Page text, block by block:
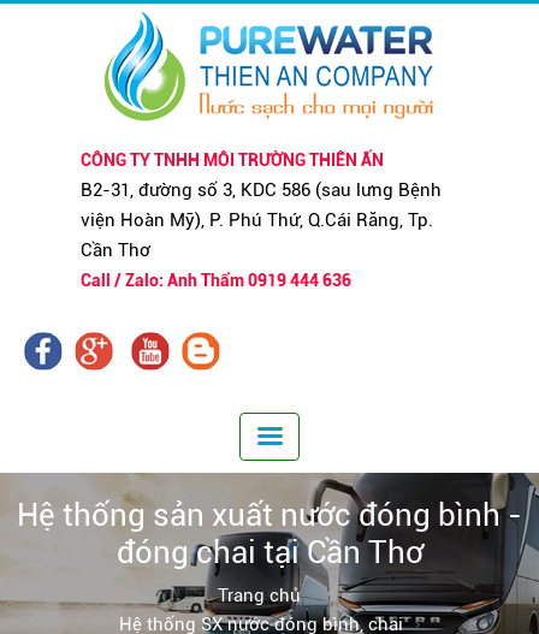
CÔNG TY TNHH MÔI TRƯỜNG THIÊN ẤN
B2-31, đường số 3, KDC 586 (sau lưng Bệnh
viện Hoàn Mỹ), P. Phú Thứ, Q.Cái Răng, Tp.
Cần Thơ
Call / Zalo: Anh Thẩm 0919 444 636
Hệ thống sản xuất nước đóng bình -
đóng chai tại Cần Thơ
Trang chủ
Hệ thống SX nước đóng bình, chai